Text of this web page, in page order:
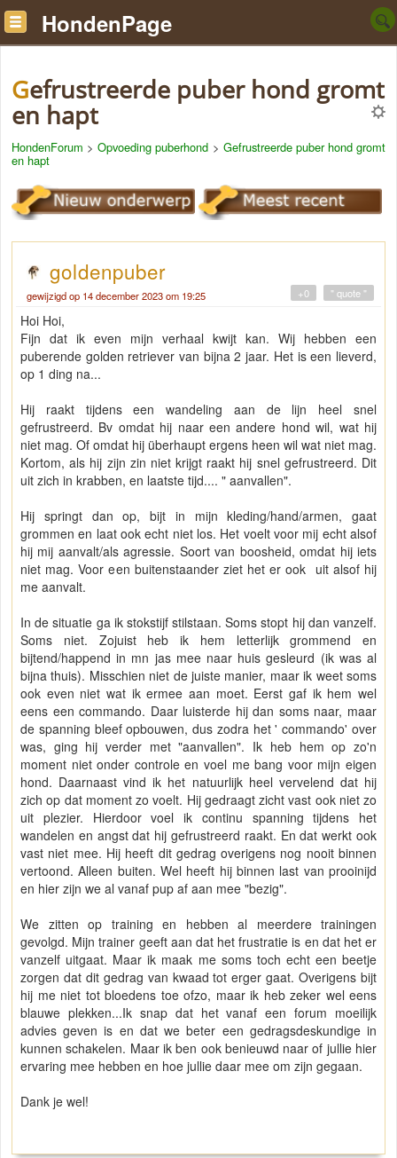
HondenPage
Gefrustreerde puber hond gromt
en hapt
HondenForum >Opvoeding puberhond > Gefrustreerde puber hond gromt
en hapt
goldenpuber
gewijzigd op 14 december 2023 om 19:25 " quote "
+0
Hoi Hoi,
Fijn dat ik even mijn verhaal kwijt kan. Wij hebben een
puberende golden retriever van bijna 2 jaar. Het is een lieverd,
op 1 ding na...
Hij raakt tijdens een wandeling aan de lijn heel snel
gefrustreerd. Bv omdat hij naar een andere hond wil, wat hij
niet mag. Of omdat hij überhaupt ergens heen wil wat niet mag.
Kortom, als hij zijn zin niet krijgt raakt hij snel gefrustreerd. Dit
uit zich in krabben, en laatste tijd.... " aanvallen".
Hij springt dan op, bijt in mijn kleding/hand/armen, gaat
grommen en laat ook echt niet los. Het voelt voor mij echt alsof
hij mij aanvalt/als agressie. Soort van boosheid, omdat hij iets
niet mag. Voor een buitenstaander ziet het er ook uit alsof hij
me aanvalt.
In de situatie ga ik stokstijf stilstaan. Soms stopt hij dan vanzelf.
Soms niet. Zojuist heb ik hem letterlijk grommend en
bijtend/happend in mn jas mee naar huis gesleurd (ik was al
bijna thuis). Misschien niet de juiste manier, maar ik weet soms
ook even niet wat ik ermee aan moet. Eerst gaf ik hem wel
eens een commando. Daar luisterde hij dan soms naar, maar
de spanning bleef opbouwen, dus zodra het ' commando' over
was, ging hij verder met "aanvallen". Ik heb hem op zo'n
moment niet onder controle en voel me bang voor mijn eigen
hond. Daarnaast vind ik het natuurlijk heel vervelend dat hij
zich op dat moment zo voelt. Hij gedraagt zicht vast ook niet zo
uit plezier. Hierdoor voel ik continu spanning tijdens het
wandelen en angst dat hij gefrustreerd raakt. En dat werkt ook
vast niet mee. Hij heeft dit gedrag overigens nog nooit binnen
vertoond. Alleen buiten. Wel heeft hij binnen last van prooinijd
en hier zijn we al vanaf pup af aan mee "bezig".
We zitten op training en hebben al meerdere trainingen
gevolgd. Mijn trainer geeft aan dat het frustratie is en dat het er
vanzelf uitgaat. Maar ik maak me soms toch echt een beetje
zorgen dat dit gedrag van kwaad tot erger gaat. Overigens bijt
hij me niet tot bloedens toe ofzo, maar ik heb zeker wel eens
blauwe plekken...Ik snap dat het vanaf een forum moeilijk
advies geven is en dat we beter een gedragsdeskundige in
kunnen schakelen. Maar ik ben ook benieuwd naar of jullie hier
ervaring mee hebben en hoe jullie daar mee om zijn gegaan.
Dank je wel!